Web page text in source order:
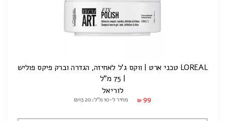
LOREAL טכני ארט | ווקס ג'ל לאחיזה, הגדרה וברק פיקס פוליש
| 75 מ"ל
לוריאל
₪ 99 מחיר ל-10 מ"ל: ₪13.20